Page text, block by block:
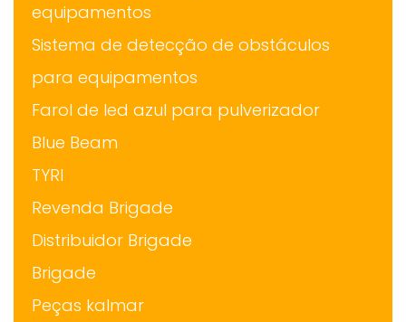
equipamentos
Sistema de detecção de obstáculos
para equipamentos
Farol de led azul para pulverizador
Blue Beam
TYRI
Revenda Brigade
Distribuidor Brigade
Brigade
Peças kalmar